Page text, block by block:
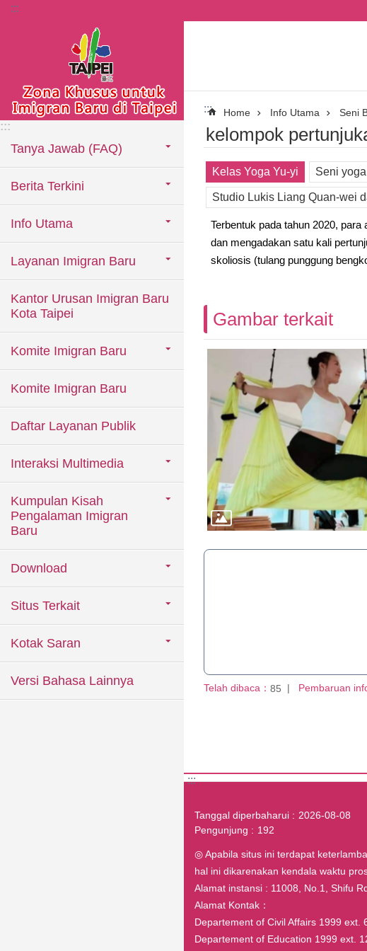
Lompat ke blok konten utama
:::
:::
Tanya Jawab (FAQ)
Berita Terkini
Info Utama
Layanan Imigran Baru
Kantor Urusan Imigran Baru
Kota Taipei
Komite Imigran Baru
Komite Imigran Baru
Daftar Layanan Publik
Interaksi Multimedia
Kumpulan Kisah
Pengalaman Imigran
Baru
Download
Situs Terkait
Kotak Saran
Versi Bahasa Lainnya
::: Home Info Utama Seni
kelompok
Kelas Yoga Yu-yi Seni
Studio Lukis Liang Quan-wei
Terbentuk pada tahun 2020,
dan mengadakan satu kali
skoliosis (tulang punggung
Gambar terkait
Telah dibaca： 85 Pembaruan
:::
Tanggal diperbaharui
2026-08-08
Pengunjung
192
◎ Apabila situs ini terdapat
hal ini dikarenakan kendala waktu
Alamat instansi : 11008, No.1, Shifu
Alamat Kontak：
Departement of Civil Affairs 1999
Departement of Education 1999 ext.